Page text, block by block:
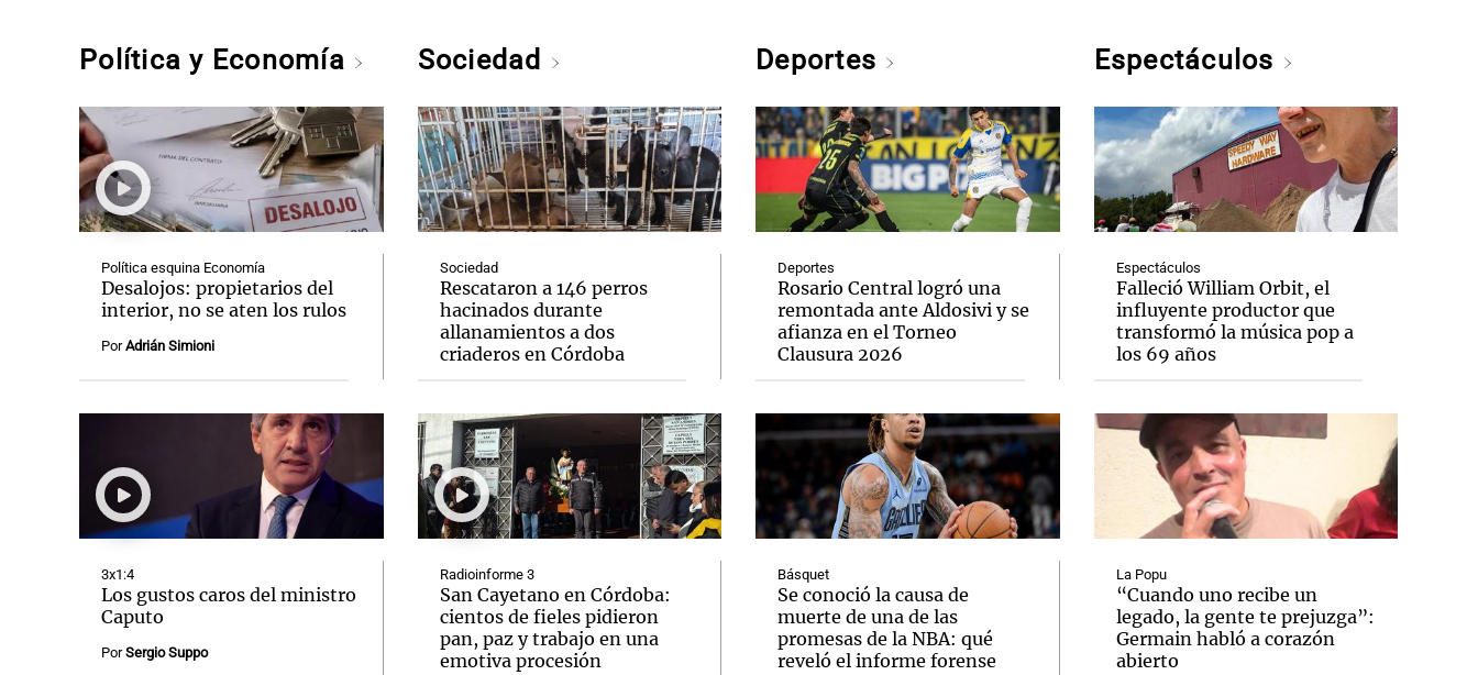
Política y Economía
Política esquina Economía
Desalojos: propietarios del
interior, no se aten los rulos
PorAdrián Simioni
3x1:4
Los gustos caros del ministro
Caputo
PorSergio Suppo
Sociedad
Sociedad
Rescataron a 146 perros
hacinados durante
allanamientos a dos
criaderos en Córdoba
Radioinforme 3
San Cayetano en Córdoba:
cientos de fieles pidieron
pan, paz y trabajo en una
emotiva procesión
Deportes
Deportes
Rosario Central logró una
remontada ante Aldosivi y se
afianza en el Torneo
Clausura 2026
Básquet
Se conoció la causa de
muerte de una de las
promesas de la NBA: qué
reveló el informe forense
Espectáculos
Espectáculos
Falleció William Orbit, el
influyente productor que
transformó la música pop a
los 69 años
La Popu
“Cuando uno recibe un
legado, la gente te prejuzga”:
Germain habló a corazón
abierto
Notas Notas Notas